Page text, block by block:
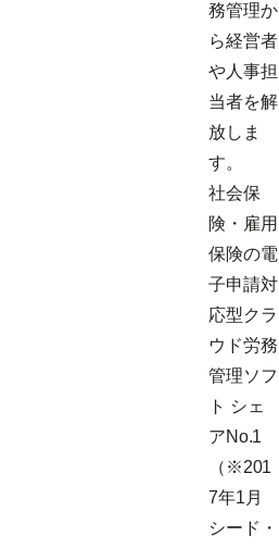
務管理か
ら経営者
や人事担
当者を解
放しま
す。
社会保
険・雇用
保険の電
子申請対
応型クラ
ウド労務
管理ソフ
ト シェ
アNo.1
（※201
7年1月
シード・